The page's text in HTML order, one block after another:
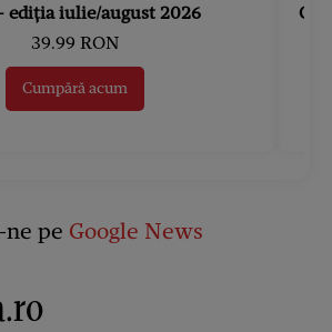
ediția iulie/august 2026
39.99 RON
Cumpără acum
pe Google News